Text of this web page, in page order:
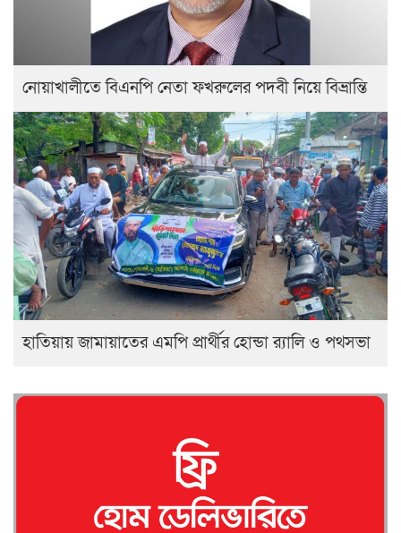
নোয়াখালীতে বিএনপি নেতা ফখরুলের পদবী নিয়ে বিভ্রান্তি
হাতিয়ায় জামায়াতের এমপি প্রার্থীর হোন্ডা র‍্যালি ও পথসভা